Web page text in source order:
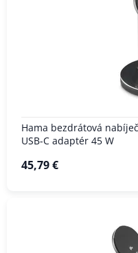
Hama bezdrátová
USB-C adaptér 45 W
45,79 €